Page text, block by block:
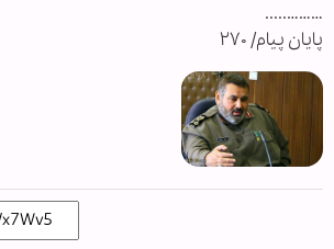
……….....
پایان پیام/ ۲۷۰